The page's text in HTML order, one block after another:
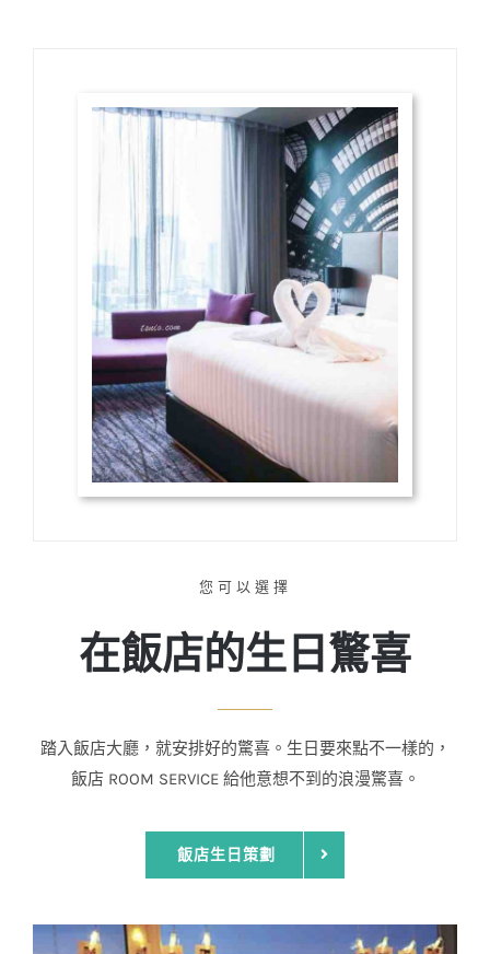
您可以選擇
在飯店的生日驚喜
踏入飯店大廳，就安排好的驚喜。生日要來點不一樣的，
飯店 ROOM SERVICE 給他意想不到的浪漫驚喜。
飯店生日策劃